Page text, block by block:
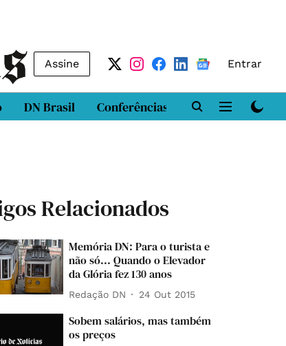
Assine Entrar
DN Brasil Conferências DN LAB
Relacionados
Memória DN: Para o turista e
não só... Quando o Elevador
da Glória fez 130 anos
Redação DN 24 Out 2015
Sobem salários, mas também
os preços